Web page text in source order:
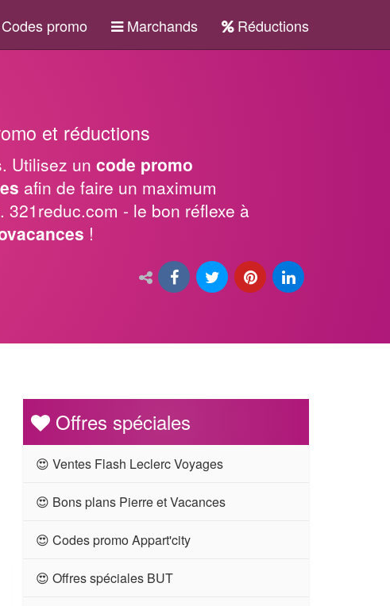
promo Marchands Réductions
et réductions
Utilisez un code promo
afin de faire un maximum
. 321reduc.com - le bon réflexe à
!
Offres spéciales
😍 Ventes Flash Leclerc Voyages
😍 Bons plans Pierre et Vacances
😍 Codes promo Appart'city
😍 Offres spéciales BUT